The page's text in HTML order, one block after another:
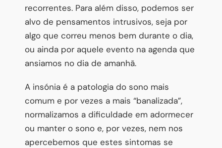
recorrentes. Para além disso, podemos ser
alvo de pensamentos intrusivos, seja por
algo que correu menos bem durante o dia,
ou ainda por aquele evento na agenda que
ansiamos no dia de amanhã.
A insónia é a patologia do sono mais
comum e por vezes a mais “banalizada”,
normalizamos a dificuldade em adormecer
ou manter o sono e, por vezes, nem nos
apercebemos que estes sintomas se